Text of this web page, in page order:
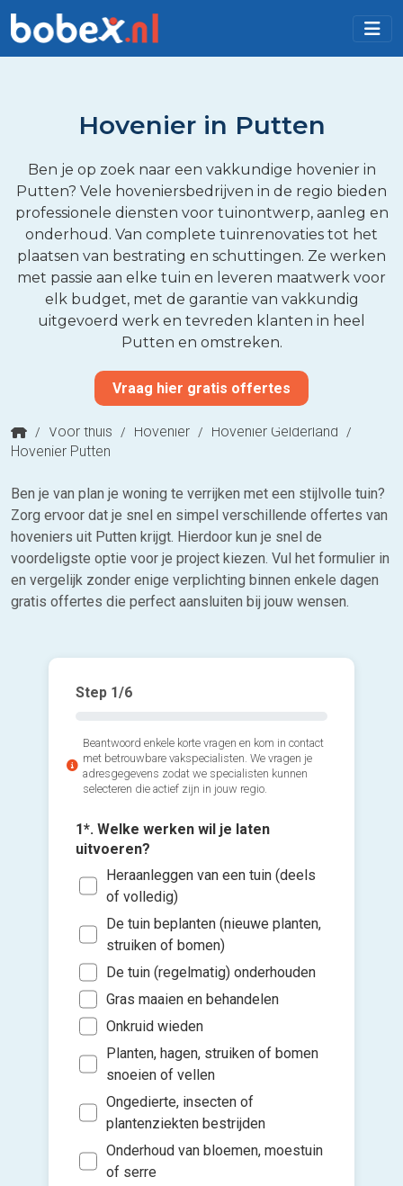
Hovenier in Putten
Ben je op zoek naar een vakkundige hovenier in
Putten? Vele hoveniersbedrijven in de regio bieden
professionele diensten voor tuinontwerp, aanleg en
onderhoud. Van complete tuinrenovaties tot het
plaatsen van bestrating en schuttingen. Ze werken
met passie aan elke tuin en leveren maatwerk voor
elk budget, met de garantie van vakkundig
uitgevoerd werk en tevreden klanten in heel
Putten en omstreken.
Vraag hier gratis offertes
/ Voor thuis / Hovenier / Hovenier Gelderland /
Hovenier Putten
Ben je van plan je woning te verrijken met een stijlvolle tuin?
Zorg ervoor dat je snel en simpel verschillende offertes van
hoveniers uit Putten krijgt. Hierdoor kun je snel de
voordeligste optie voor je project kiezen. Vul het formulier in
en vergelijk zonder enige verplichting binnen enkele dagen
gratis offertes die perfect aansluiten bij jouw wensen.
Step 1/6
Beantwoord enkele korte vragen en kom in contact
met betrouwbare vakspecialisten. We vragen je
adresgegevens zodat we specialisten kunnen
selecteren die actief zijn in jouw regio.
1*. Welke werken wil je laten
uitvoeren?
Heraanleggen van een tuin (deels
of volledig)
De tuin beplanten (nieuwe planten,
struiken of bomen)
De tuin (regelmatig) onderhouden
Gras maaien en behandelen
Onkruid wieden
Planten, hagen, struiken of bomen
snoeien of vellen
Ongedierte, insecten of
plantenziekten bestrijden
Onderhoud van bloemen, moestuin
of serre